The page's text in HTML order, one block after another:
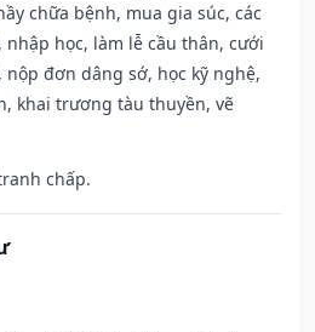
chữa bệnh, mua gia súc, các
học, làm lễ cầu thân, cưới
đơn dâng sớ, học kỹ nghệ,
khai trương tàu thuyền, vẽ
chấp.